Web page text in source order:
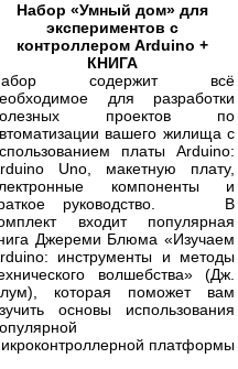
Набор «Умный дом» для
экспериментов с
контроллером Arduino +
КНИГА
содержит всё
для разработки
проектов по
вашего жилища с
платы Arduino:
Uno, макетную плату,
компоненты и
руководство. В
входит популярная
Джереми Блюма «Изучаем
инструменты и методы
волшебства» (Дж.
которая поможет вам
основы использования
платформы